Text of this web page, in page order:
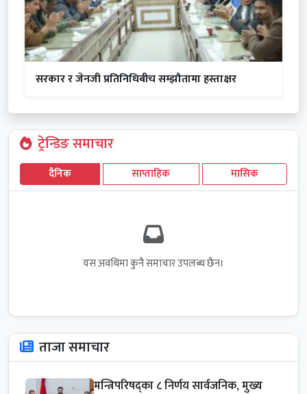
सरकार र जेनजी प्रतिनिधिबीच सम्झौतामा हस्ताक्षर
ट्रेन्डिङ समाचार
दैनिक साप्ताहिक मासिक
यस अवधिमा कुनै समाचार उपलब्ध छैन।
ताजा समाचार
मन्त्रिपरिषद्का ८ निर्णय सार्वजनिक, मुख्य